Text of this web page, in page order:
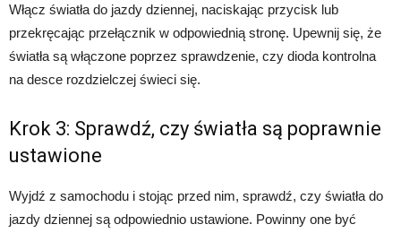
Włącz światła do jazdy dziennej, naciskając przycisk lub
przekręcając przełącznik w odpowiednią stronę. Upewnij się, że
światła są włączone poprzez sprawdzenie, czy dioda kontrolna
na desce rozdzielczej świeci się.
Krok 3: Sprawdź, czy światła są poprawnie
ustawione
Wyjdź z samochodu i stojąc przed nim, sprawdź, czy światła do
jazdy dziennej są odpowiednio ustawione. Powinny one być